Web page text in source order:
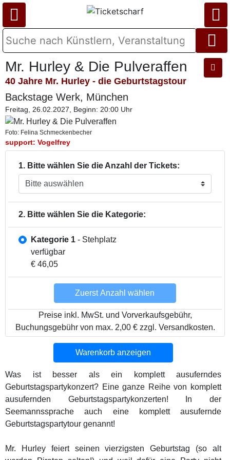
Mr. Hurley & Die Pulveraffen
40 Jahre Mr. Hurley - die Geburtstagstour
Backstage Werk, München
Freitag, 26.02.2027, Beginn: 20:00 Uhr
Foto: Felina Schmeckenbecher
support: Vogelfrey
1. Bitte wählen Sie die Anzahl der Tickets:
2. Bitte wählen Sie die Kategorie:
Kategorie 1 - Stehplatz
verfügbar
€ 46,05
Zuerst Anzahl wählen
Preise inkl. MwSt. und Vorverkaufsgebühr,
Buchungsgebühr von max. 2,00 € zzgl. Versandkosten.
Warenkorb anzeigen
Was ist besser als ein komplett ausuferndes
Geburtstagspartykonzert? Eine ganze Reihe von komplett
ausufernden Geburtstagspartykonzerten! In der
Seemannssprache auch eine komplett ausufernde
Geburtstagspartytour genannt!
Mr. Hurley feiert seinen vierzigsten Geburtstag (so alt